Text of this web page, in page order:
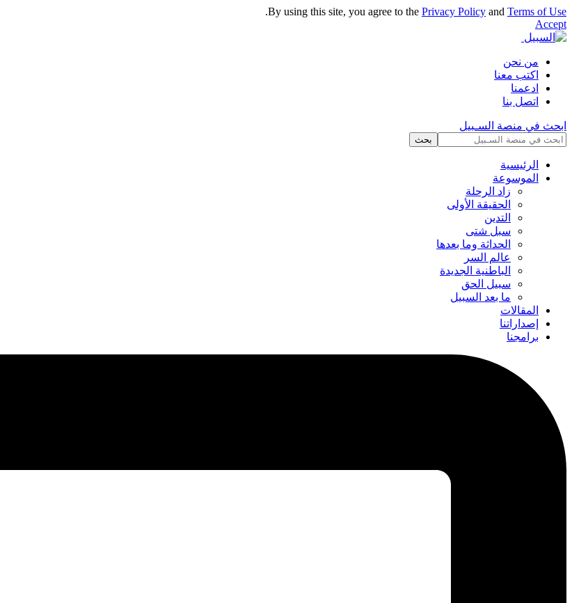
By using this site, you agree to the Privacy Policy and Terms of Use
.
Accept
من نحن
اكتب معنا
ادعمنا
اتصل بنا
ابحث في منصة السـبيل
الرئيسية
الموسوعة
زاد الرحلة
الحقيقة الأولى
التدين
سبل شتى
الحداثة وما بعدها
عالم السر
الباطنية الجديدة
سبيل الحق
ما بعد السبيل
المقالات
إصداراتنا
برامجنا